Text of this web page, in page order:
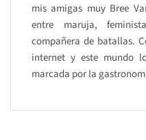
mis amigas muy Bree
entre maruja,
compañera de batallas.
internet y este mundo
marcada por la